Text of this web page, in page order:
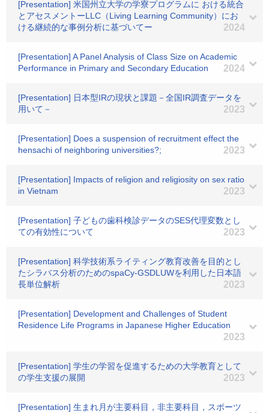
[Presentation] 米国州立大学の学寮プログラムに おける統合
とアセスメントーLLC（Living Learning Community）にお
ける継続的な事例分析に基づいてー
2024
[Presentation] A Panel Analysis of Class Size on Academic
Performance in Primary and Secondary Education
2024
[Presentation] 日本型IRの現状と課題－全国IR調査データを
用いて－
2023
[Presentation] Does a suspension of recruitment effect the
hensachi of neighboring universities?;
2023
[Presentation] Impacts of religion and religiosity on sex ratio
in Vietnam
2023
[Presentation] 子どもの歯科検診データのSES代理変数とし
ての有効性について
2023
[Presentation] 科学技術系ライティング教育改善を目的とし
たシラバス分析のためのspaCy-GSDLUWを利用した日本語
長単位解析
2023
[Presentation] Development and Challenges of Student
Residence Life Programs in Japanese Higher Education
2023
[Presentation] 学生の学習を促進するための大学教育として
の学生支援の展開
2023
[Presentation] 生まれ月が主要科目，非主要科目，スポーツ